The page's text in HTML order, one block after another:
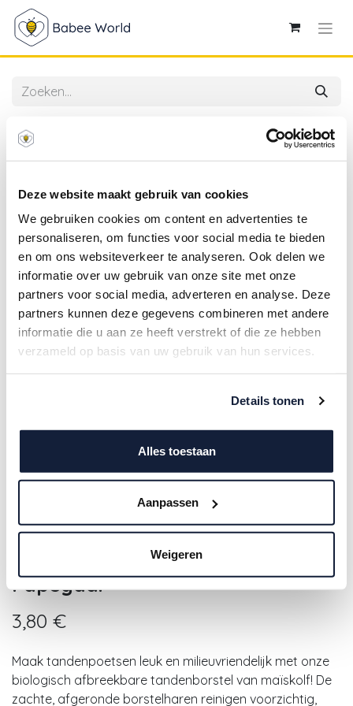
Deze website maakt gebruik van cookies
We gebruiken cookies om content en advertenties te
personaliseren, om functies voor social media te bieden
en om ons websiteverkeer te analyseren. Ook delen we
informatie over uw gebruik van onze site met onze
partners voor social media, adverteren en analyse. Deze
partners kunnen deze gegevens combineren met andere
informatie die u aan ze heeft verstrekt of die ze hebben
verzameld op basis van uw gebruik van hun services.
Details tonen
Alles toestaan
Aanpassen
Weigeren
Babyton | Tandenborstel Bio Tandenborstel Zachte
Haartjes Papegaai
Babyton | Tandenborstel Bio
Tandenborstel Zachte Haartjes
Papegaai
3,80 €
Maak tandenpoetsen leuk en milieuvriendelijk met onze
biologisch afbreekbare tandenborstel van maïskolf! De
zachte, afgeronde borstelharen reinigen voorzichtig,